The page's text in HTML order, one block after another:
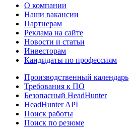
О компании
Наши вакансии
Партнерам
Реклама на сайте
Новости и статьи
Инвесторам
Кандидаты по профессиям
Производственный календарь
Требования к ПО
Безопасный HeadHunter
HeadHunter API
Поиск работы
Поиск по резюме